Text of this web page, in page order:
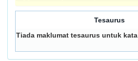
Tesaurus
Tiada maklumat tesaurus untuk kata